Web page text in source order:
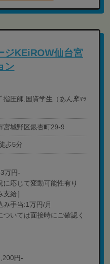
ジKEiROW仙台宮
ン
指圧師,国資学生（あん摩ﾏｯ
宮城野区銀杏町29-9
歩5分
万円-
応じて変動可能性有り
支給］
み手当:1万円/月
いては面接時にご確認く
円-